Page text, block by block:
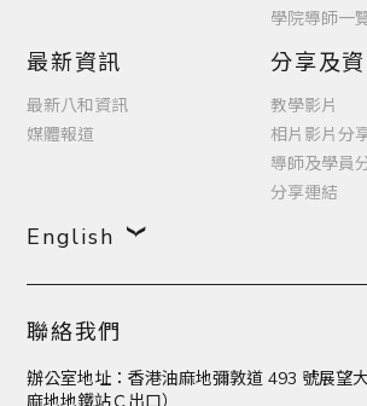
學院導師一
最新資訊
最新八和資訊
媒體報道
分享及
教學影片
相片影片分
導師及學員
分享連結
English
聯絡我們
辦公室地址：香港油麻地彌敦道 493 號展望